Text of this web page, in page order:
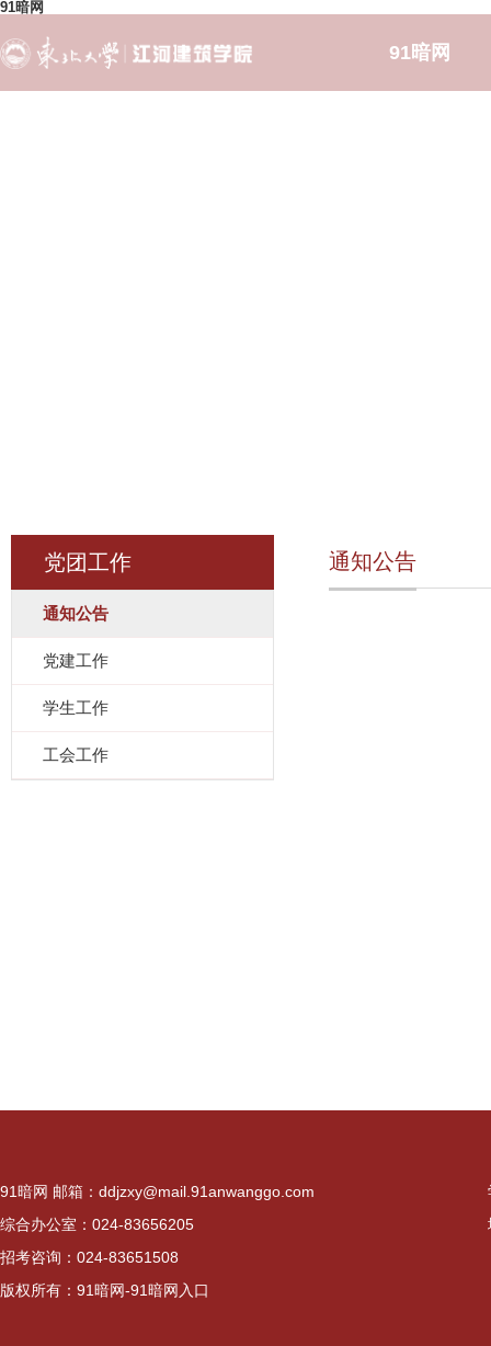
91暗网
91暗网
党团工作
通知公告
党建工作
学生工作
工会工作
通知公告
91暗网 邮箱： ddjzxy@mail.91anwanggo.com
综合办公室：024-83656205
招考咨询：024-83651508
版权所有：91暗网-91暗网入口